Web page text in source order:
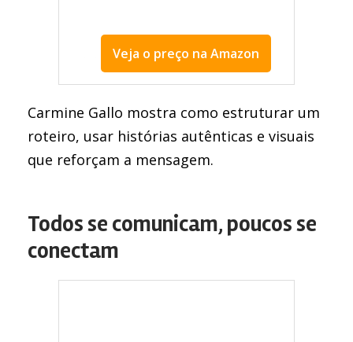
Veja o preço na Amazon
Carmine Gallo mostra como estruturar um
roteiro, usar histórias autênticas e visuais
que reforçam a mensagem.
Todos se comunicam, poucos se
conectam